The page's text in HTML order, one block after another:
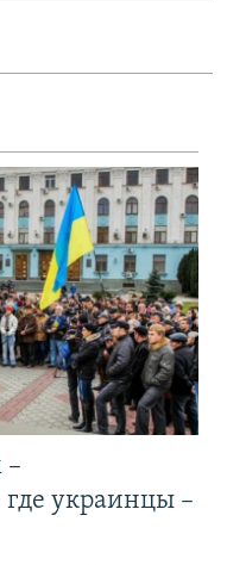
украинцы –